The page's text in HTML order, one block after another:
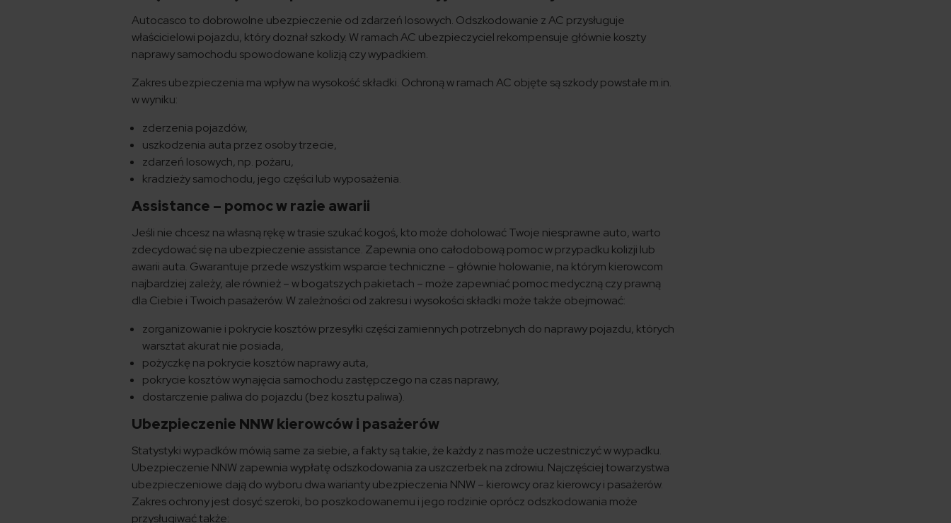
Autocasco to dobrowolne ubezpieczenie od zdarzeń losowych. Odszkodowanie z AC przysługuje
właścicielowi pojazdu, który doznał szkody. W ramach AC ubezpieczyciel rekompensuje głównie koszty
naprawy samochodu spowodowane kolizją czy wypadkiem.
Zakres ubezpieczenia ma wpływ na wysokość składki. Ochroną w ramach AC objęte są szkody powstałe m.in.
w wyniku:
zderzenia pojazdów,
uszkodzenia auta przez osoby trzecie,
zdarzeń losowych, np. pożaru,
kradzieży samochodu, jego części lub wyposażenia.
Assistance – pomoc w razie awarii
Jeśli nie chcesz na własną rękę w trasie szukać kogoś, kto może doholować Twoje niesprawne auto, warto
zdecydować się na ubezpieczenie assistance. Zapewnia ono całodobową pomoc w przypadku kolizji lub
awarii auta. Gwarantuje przede wszystkim wsparcie techniczne – głównie holowanie, na którym kierowcom
najbardziej zależy, ale również – w bogatszych pakietach – może zapewniać pomoc medyczną czy prawną
dla Ciebie i Twoich pasażerów. W zależności od zakresu i wysokości składki może także obejmować:
zorganizowanie i pokrycie kosztów przesyłki części zamiennych potrzebnych do naprawy pojazdu, których
warsztat akurat nie posiada,
pożyczkę na pokrycie kosztów naprawy auta,
pokrycie kosztów wynajęcia samochodu zastępczego na czas naprawy,
dostarczenie paliwa do pojazdu (bez kosztu paliwa).
Ubezpieczenie NNW kierowców i pasażerów
Statystyki wypadków mówią same za siebie, a fakty są takie, że każdy z nas może uczestniczyć w wypadku.
Ubezpieczenie NNW zapewnia wypłatę odszkodowania za uszczerbek na zdrowiu. Najczęściej towarzystwa
ubezpieczeniowe dają do wyboru dwa warianty ubezpieczenia NNW – kierowcy oraz kierowcy i pasażerów.
Zakres ochrony jest dosyć szeroki, bo poszkodowanemu i jego rodzinie oprócz odszkodowania może
przysługiwać także: